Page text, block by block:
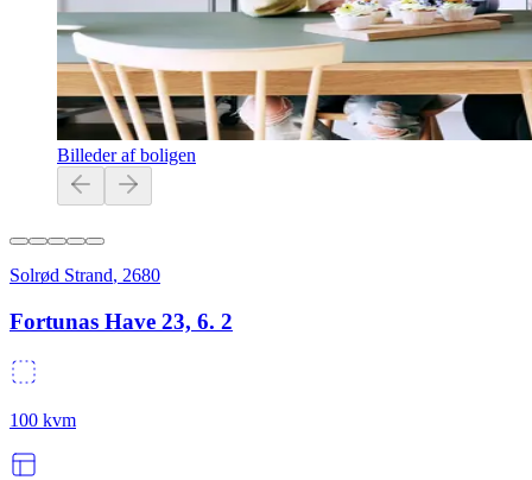
Billeder af boligen
Solrød Strand, 2680
Fortunas Have 23, 6. 2
100 kvm